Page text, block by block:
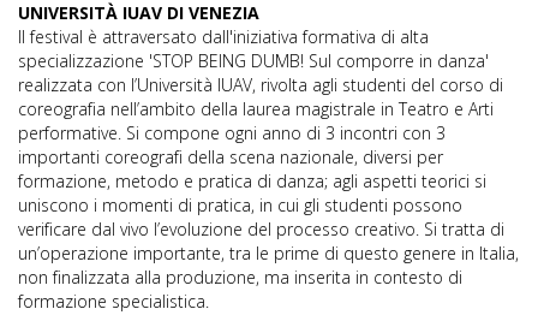
UNIVERSITÀ IUAV DI VENEZIA
Il festival è attraversato dall'iniziativa formativa di alta
specializzazione 'STOP BEING DUMB! Sul comporre in danza'
realizzata con l’Università IUAV, rivolta agli studenti del corso di
coreografia nell’ambito della laurea magistrale in Teatro e Arti
performative. Si compone ogni anno di 3 incontri con 3
importanti coreografi della scena nazionale, diversi per
formazione, metodo e pratica di danza; agli aspetti teorici si
uniscono i momenti di pratica, in cui gli studenti possono
verificare dal vivo l’evoluzione del processo creativo. Si tratta di
un’operazione importante, tra le prime di questo genere in Italia,
non finalizzata alla produzione, ma inserita in contesto di
formazione specialistica.